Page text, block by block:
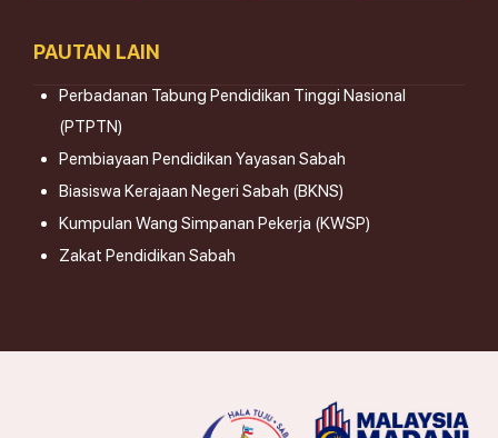
PAUTAN LAIN
Perbadanan Tabung Pendidikan Tinggi Nasional
(PTPTN)
Pembiayaan Pendidikan Yayasan Sabah
Biasiswa Kerajaan Negeri Sabah (BKNS)
Kumpulan Wang Simpanan Pekerja (KWSP)
Zakat Pendidikan Sabah